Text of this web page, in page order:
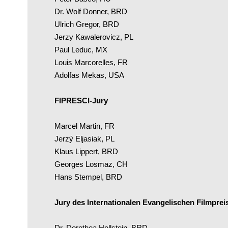
Dr. Wolf Donner, BRD
Ulrich Gregor, BRD
Jerzy Kawalerovicz, PL
Paul Leduc, MX
Louis Marcorelles, FR
Adolfas Mekas, USA
FIPRESCI-Jury
Marcel Martin, FR
Jerzý Eljasiak, PL
Klaus Lippert, BRD
Georges Losmaz, CH
Hans Stempel, BRD
Jury des Internationalen Evangelischen